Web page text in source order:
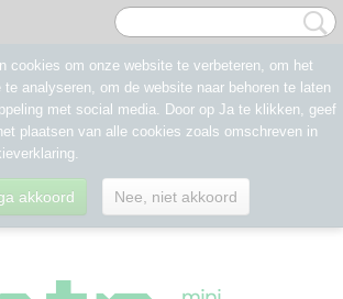
cookies om onze website te verbeteren, om het
analyseren, om de website naar behoren te laten
met social media. Door op Ja te klikken, geef
plaatsen van alle cookies zoals omschreven in
akkoord Nee, niet akkoord